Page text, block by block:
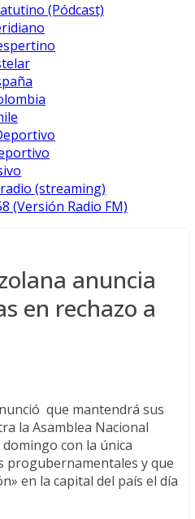
(Pódcast)
(streaming)
(Versión Radio FM)
anuncia
en rechazo a
que mantendrá sus
la Asamblea Nacional
con la única
progubernamentales y que
en la capital del país el día